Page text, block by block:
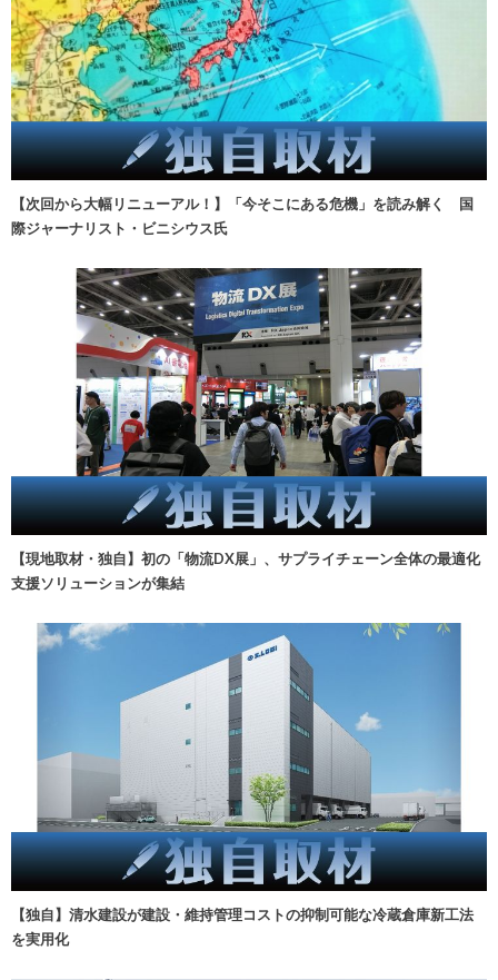
【次回から大幅リニューアル！】「今そこにある危機」を読み解く 国
際ジャーナリスト・ビニシウス氏
【現地取材・独自】初の「物流DX展」、サプライチェーン全体の最適化
支援ソリューションが集結
【独自】清水建設が建設・維持管理コストの抑制可能な冷蔵倉庫新工法
を実用化